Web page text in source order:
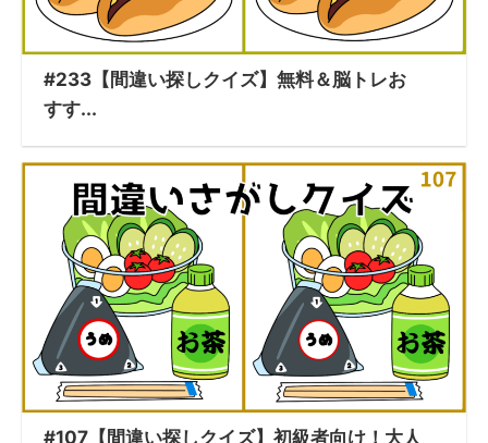
#233【間違い探しクイズ】無料＆脳トレお
すす...
#107【間違い探しクイズ】初級者向け！大人